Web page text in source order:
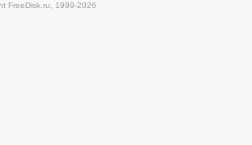
FreeDisk.ru, 1999-2026